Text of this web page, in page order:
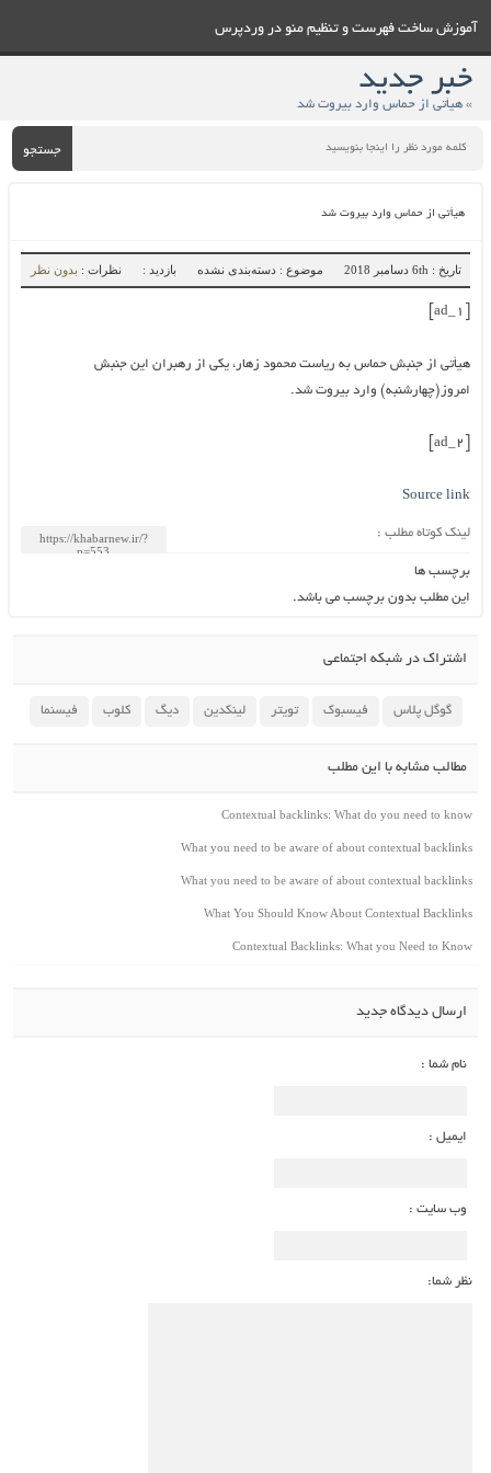
آموزش ساخت فهرست و تنظيم منو در وردپرس
خبر جدید
» هیأتی از حماس وارد بیروت شد
جستجو
هیأتی از حماس وارد بیروت شد
تاریخ : 6th دسامبر 2018 موضوع : دسته‌بندی نشده بازدید : نظرات : بدون نظر
هیأتی از جنبش حماس به ریاست محمود زهار، یکی از رهبران این جنبش
امروز(چهارشنبه) وارد بیروت شد.
Source link
لینک کوتاه مطلب :
برچسب ها
این مطلب بدون برچسب می باشد.
اشتراک در شبکه اجتماعی
گوگل پلاس فیسبوک تویتر لینکدین دیگ کلوب فیسنما
مطالب مشابه با این مطلب
Contextual backlinks: What do you need to know
What you need to be aware of about contextual backlinks
What you need to be aware of about contextual backlinks
What You Should Know About Contextual Backlinks
Contextual Backlinks: What you Need to Know
ارسال دیدگاه جدید
نام شما :
ایمیل :
وب سایت :
نظر شما: